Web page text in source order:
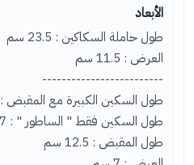
الأبعاد
طول حاملة السكاكين : 23.5 سم
العرض : 11.5 سم
-------------------------
طول السكين الكبيرة مع المقبض : 30.2 سم
طول السكين فقط " الساطور " : 17.7 سم
طول المقبض : 12.5 سم